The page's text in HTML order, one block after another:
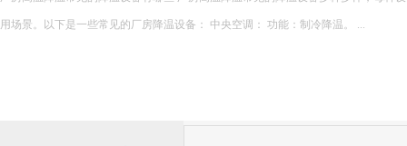
用场景。以下是一些常见的厂房降温设备： 中央空调： 功能：制冷降温。 ...